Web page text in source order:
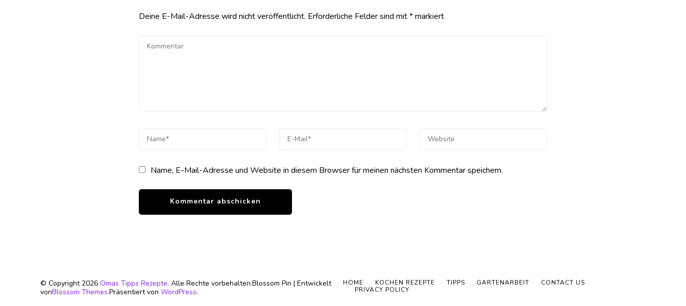
Deine E-Mail-Adresse wird nicht veröffentlicht. Erforderliche Felder sind mit*markiert
Name, E-Mail-Adresse und Website in diesem Browser für meinen nächsten Kommentar speichern.
© Copyright 2026 Omas Tipps Rezepte. Alle Rechte vorbehalten.Blossom Pin | Entwickelt
vonBlossom Themes.Präsentiert von WordPress.
HOME KOCHEN REZEPTE TIPPS GARTENARBEIT
CONTACT US
PRIVACY POLICY